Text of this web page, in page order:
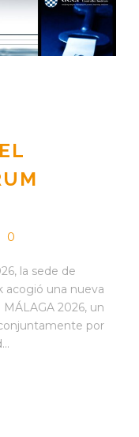
0
la sede de
acogió una nueva
2026, un
por